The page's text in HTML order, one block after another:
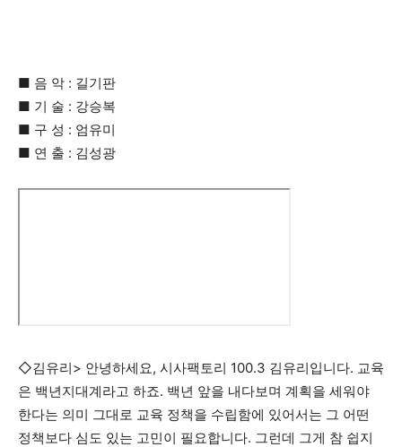
■ 음 악 : 길기판
■ 기 술 : 강승복
■ 구 성 : 엄유미
■ 연 출 : 김성광
◇김유리> 안녕하세요, 시사팩토리 100.3 김유리입니다. 교육
은 백년지대계라고 하죠. 백년 앞을 내다보며 계획을 세워야
한다는 의미 그대로 교육 정책을 수립함에 있어서는 그 어떤
정책보다 심도 있는 고민이 필요합니다. 그런데 그게 참 쉽지